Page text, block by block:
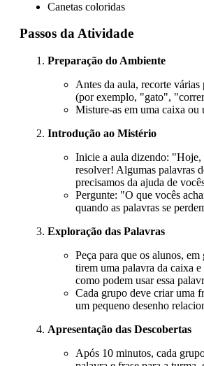
Canetas coloridas
Passos da Atividade
Preparação do Ambiente
Antes da aula, recorte várias
(por exemplo, "gato",
Misture-as em uma caixa ou
Introdução ao Mistério
Inicie a aula dizendo: "Hoje,
resolver! Algumas palavras
precisamos da ajuda de
Pergunte: "O que vocês
quando as palavras se
Exploração das Palavras
Peça para que os alunos, em
tirem uma palavra da caixa e
como podem usar essa
Cada grupo deve criar uma
um pequeno desenho
Apresentação das Descobertas
Após 10 minutos, cada